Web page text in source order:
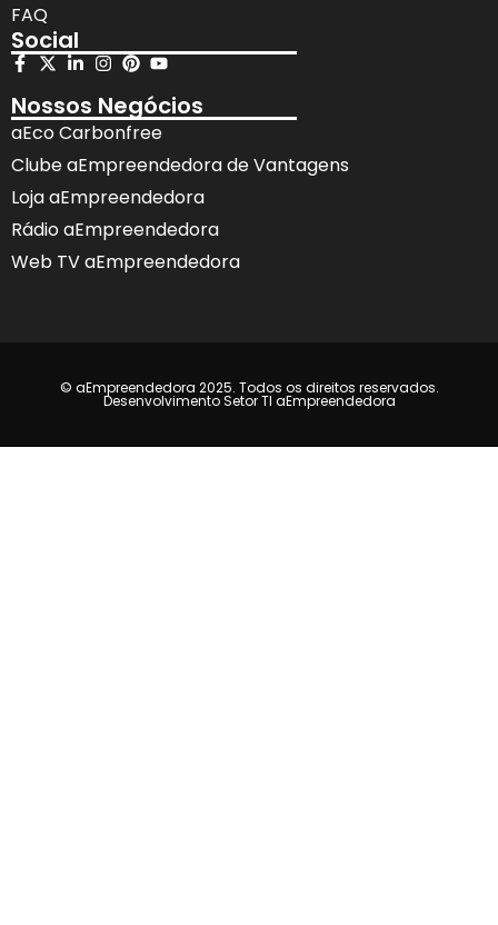
FAQ
Social
Nossos Negócios
aEco Carbonfree
Clube aEmpreendedora de Vantagens
Loja aEmpreendedora
Rádio aEmpreendedora
Web TV aEmpreendedora
© aEmpreendedora 2025. Todos os direitos reservados.
Desenvolvimento Setor TI aEmpreendedora